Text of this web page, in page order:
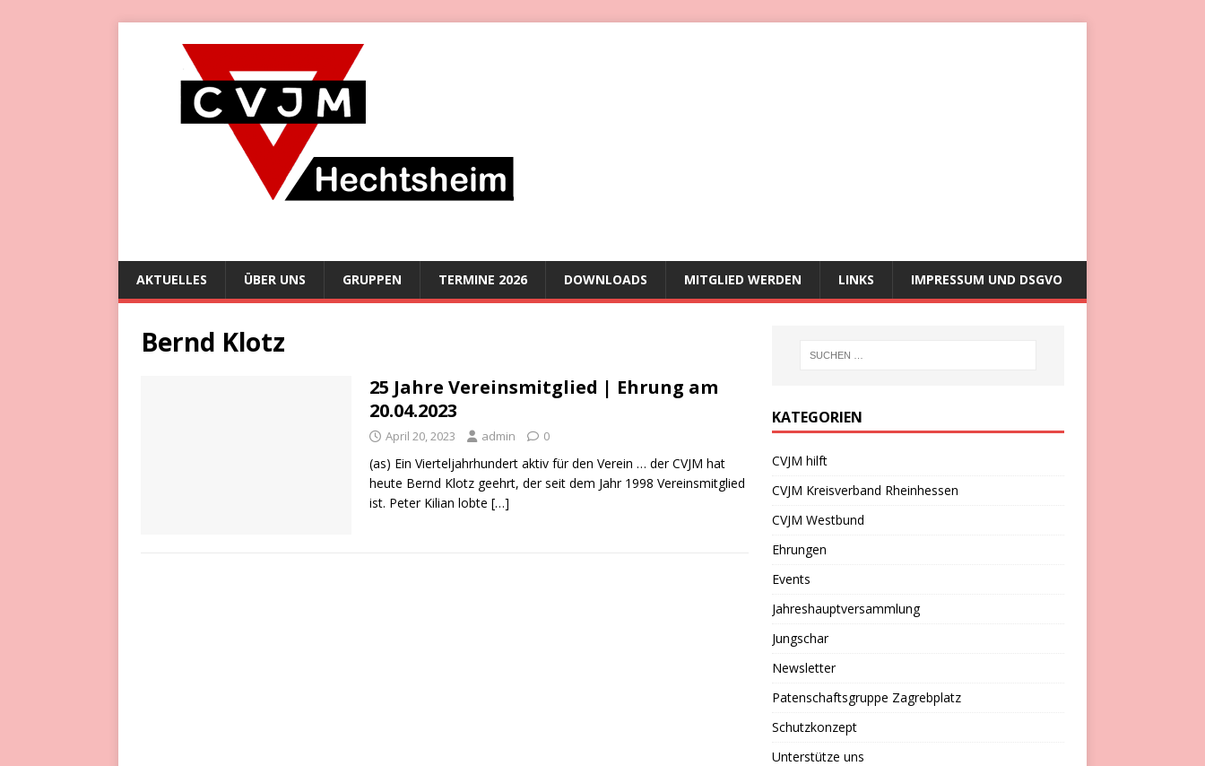
AKTUELLES ÜBER UNS GRUPPEN TERMINE 2026 DOWNLOADS MITGLIED WERDEN LINKS IMPRESSUM UND DSGVO
Bernd Klotz
25 Jahre Vereinsmitglied | Ehrung am
20.04.2023
April 20, 2023 admin 0
(as) Ein Vierteljahrhundert aktiv für den Verein … der CVJM hat
heute Bernd Klotz geehrt, der seit dem Jahr 1998 Vereinsmitglied
ist. Peter Kilian lobte […]
KATEGORIEN
CVJM hilft
CVJM Kreisverband Rheinhessen
CVJM Westbund
Ehrungen
Events
Jahreshauptversammlung
Jungschar
Newsletter
Patenschaftsgruppe Zagrebplatz
Schutzkonzept
Unterstütze uns